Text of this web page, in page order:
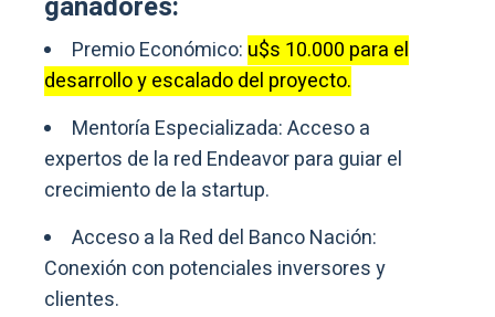
Premio Económico: u$s 10.000 para el
desarrollo y escalado del proyecto.
Mentoría Especializada: Acceso a
expertos de la red Endeavor para guiar el
crecimiento de la startup.
Acceso a la Red del Banco Nación:
Conexión con potenciales inversores y
clientes.